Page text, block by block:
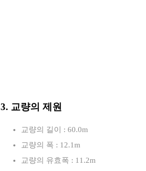
3. 교량의 제원
교량의 길이 : 60.0m
교량의 폭 : 12.1m
교량의 유효폭 : 11.2m